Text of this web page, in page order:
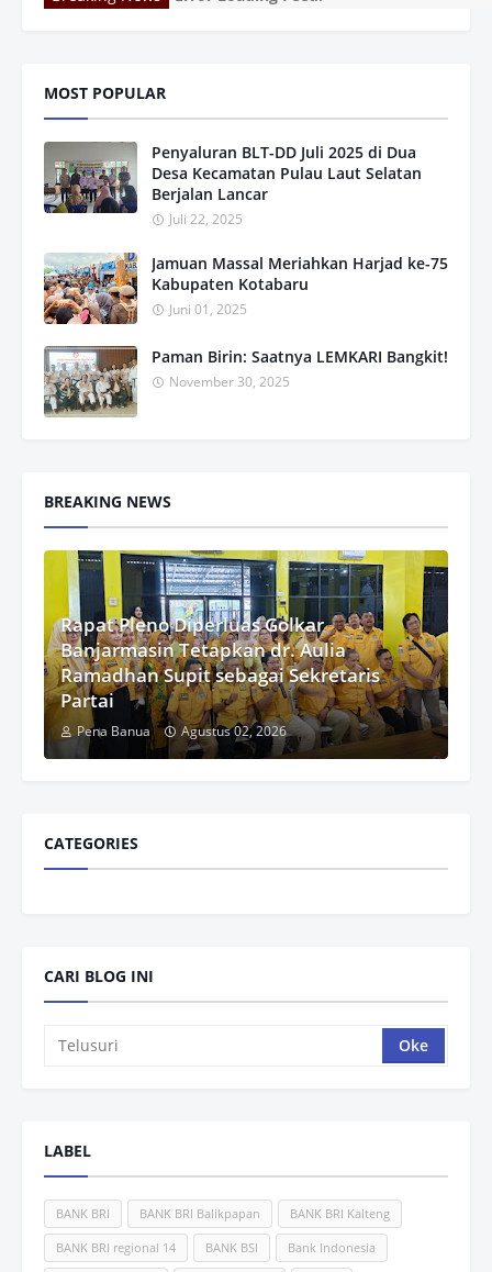
MOST POPULAR
Penyaluran BLT-DD Juli 2025 di Dua
Desa Kecamatan Pulau Laut Selatan
Berjalan Lancar
Juli 22, 2025
Jamuan Massal Meriahkan Harjad ke-75
Kabupaten Kotabaru
Juni 01, 2025
Paman Birin: Saatnya LEMKARI Bangkit!
November 30, 2025
BREAKING NEWS
Rapat Pleno Diperluas Golkar
Banjarmasin Tetapkan dr. Aulia
Ramadhan Supit sebagai Sekretaris
Partai
Pena Banua Agustus 02, 2026
CATEGORIES
CARI BLOG INI
LABEL
BANK BRI BANK BRI Balikpapan BANK BRI Kalteng
BANK BRI regional 14 BANK BSI Bank Indonesia